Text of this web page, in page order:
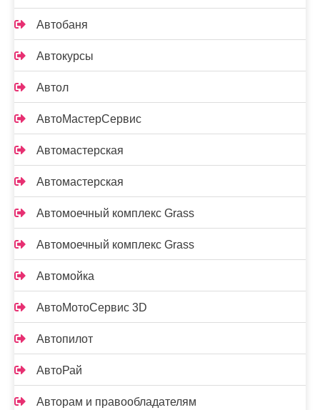
Автобаня
Автокурсы
Автол
АвтоМастерСервис
Автомастерская
Автомастерская
Автомоечный комплекс Grass
Автомоечный комплекс Grass
Автомойка
АвтоМотоСервис 3D
Автопилот
АвтоРай
Авторам и правообладателям